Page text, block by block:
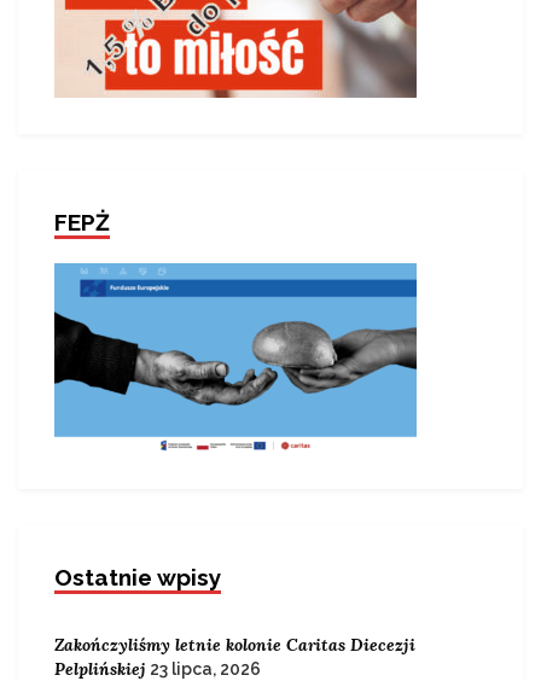
FEPŻ
Ostatnie wpisy
Zakończyliśmy letnie kolonie Caritas Diecezji
Pelplińskiej 23 lipca, 2026